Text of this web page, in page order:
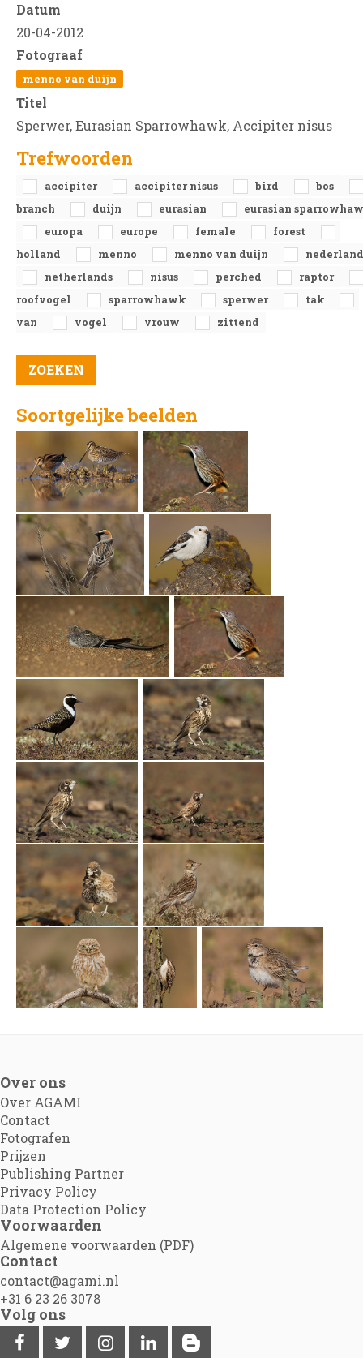
Datum
20-04-2012
Fotograaf
menno van duijn
Titel
Sperwer, Eurasian Sparrowhawk, Accipiter nisus
Trefwoorden
accipiter accipiter nisus bird
bos
branch
duijn eurasian
eurasian
europa
europe female
forest
holland
menno menno van duijn
nederland
netherlands
nisus perched
raptor
roofvogel
sparrowhawk sperwer
tak
van
vogel vrouw zittend
Soortgelijke beelden
Over ons
Over AGAMI
Contact
Fotografen
Prijzen
Publishing Partner
Privacy Policy
Data Protection Policy
Voorwaarden
Algemene voorwaarden (PDF)
Contact
contact@agami.nl
+31 6 23 26 3078
Volg ons